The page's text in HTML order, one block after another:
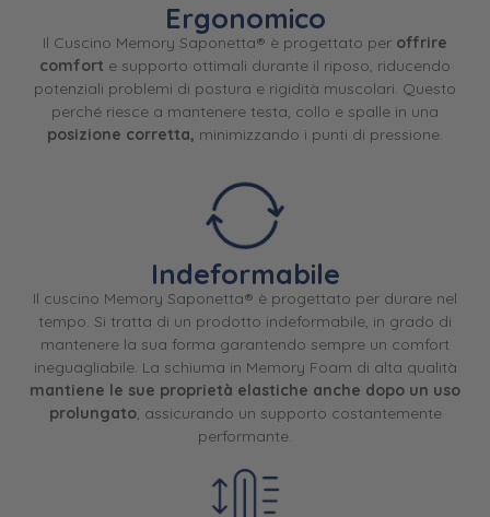
Ergonomico
Il Cuscino Memory Saponetta® è progettato per offrire
comfort e supporto ottimali durante il riposo, riducendo
potenziali problemi di postura e rigidità muscolari. Questo
perché riesce a mantenere testa, collo e spalle in una
posizione corretta, minimizzando i punti di pressione.
Indeformabile
Il cuscino Memory Saponetta® è progettato per durare nel
tempo. Si tratta di un prodotto indeformabile, in grado di
mantenere la sua forma garantendo sempre un comfort
ineguagliabile. La schiuma in Memory Foam di alta qualità
mantiene le sue proprietà elastiche anche dopo un uso
prolungato, assicurando un supporto costantemente
performante.